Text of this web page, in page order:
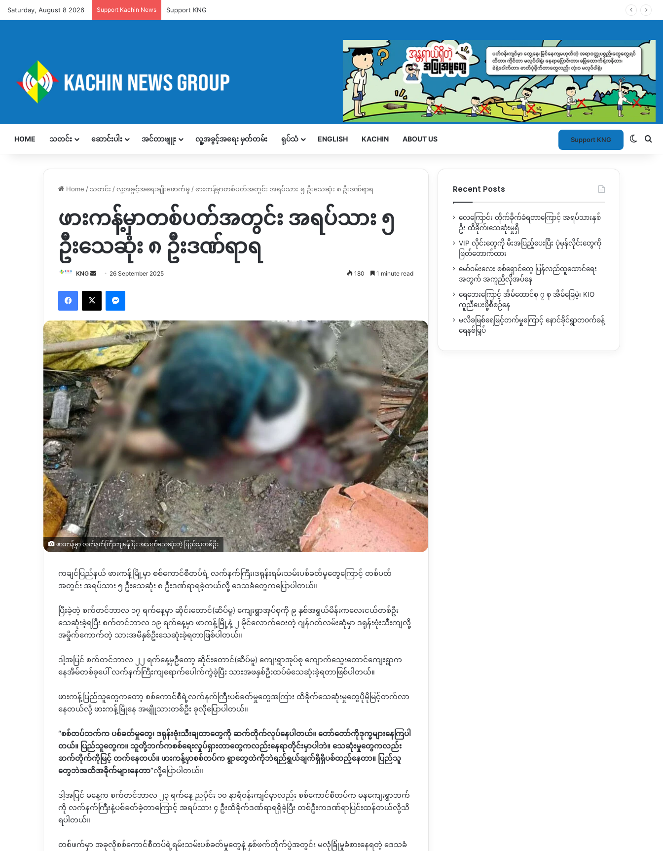
Saturday, August 8 2026 Support Kachin News Support KNG
HOME သတင်း ဆောင်းပါး အင်တာဗျူး လူ့အခွင့်အရေး မှတ်တမ်း ရုပ်သံ ENGLISH KACHIN ABOUT US Support KNG
Home / သတင်း /လူ့အခွင့်အရေးချိုးဖောက်မှု /ဖားကန့်မှာတစ်ပတ်အတွင်း အရပ်သား ၅ ဦးသေဆုံး ၈ ဦးဒဏ်ရာရ
ဖားကန့်မှာတစ်ပတ်အတွင်း အရပ်သား ၅
ဦးသေဆုံး ၈ ဦးဒဏ်ရာရ
KNG
Send 26 September 2025 180 1 minute read
Facebook
X Messenger
ဖားကန့်မှာ လက်နက်ကြီးကျမှန်ပြီး အသက်သေဆုံးတဲ့ ပြည်သူတစ်ဦး
ကချင်ပြည်နယ် ဖားကန့်မြို့မှာ စစ်ကောင်စီတပ်ရဲ့ လက်နက်ကြီး၊ဒရုန်းရမ်းသမ်းပစ်ခတ်မှုတွေကြောင့် တစ်ပတ်
အတွင်း အရပ်သား ၅ ဦးသေဆုံး ၈ ဦးဒဏ်ရာရခဲ့တယ်လို့ ဒေသခံတွေကပြောပါတယ်။
ပြီးခဲ့တဲ့ စက်တင်ဘာလ ၁၇ ရက်နေ့မှာ ဆိုင်းတောင်(ဆိပ်မူ) ကျေးရွာအုပ်စုကို ၉ နှစ်အရွယ်မိန်းကလေးငယ်တစ်ဦး
သေဆုံးခဲ့ရပြီး စက်တင်ဘာလ ၁၉ ရက်နေ့မှာ ဖာကန့်မြို့နဲ့ ၂ မိုင်လောက်ဝေးတဲ့ ဂျန်ဂတ်လမ်းဆုံမှာ ဒရုန်းဗုံးသီးကျလို့
အမှိုက်ကောက်တဲ့ သားအမိနှစ်ဦးသေဆုံးခဲ့ရတာဖြစ်ပါတယ်။
ဒါ့အပြင် စက်တင်ဘာလ ၂၂ ရက်နေ့မှဦတော့ ဆိုင်းတောင်(ဆိပ်မူ) ကျေးရွာအုပ်စု ကျောက်သွေးတောင်ကျေးရွာက
နေအိမ်တစ်ခုပေါ် လက်နက်ကြီးကျရောက်ပေါက်ကွဲခဲ့ပြီး သားအဖနှစ်ဦးထပ်မံသေဆုံးခဲ့ရတာဖြစ်ပါတယ်။
ဖားကန့်ပြည်သူတွေကတော့ စစ်ကောင်စီရဲ့လက်နက်ကြီးပစ်ခတ်မှုတွေအကြား ထိခိုက်သေဆုံးမှုတွေပိုမိုမြင့်တက်လာ
နေတယ်လို့ ဖားကန့်မြိုနေ အမျိူသားတစ်ဦး ခုလိုပြောပါတယ်။
“စစ်တပ်ဘက်က ပစ်ခတ်မှုတွေ၊ ဒရုန်းဗုံးသီးချတာတွေကို ဆက်တိုက်လုပ်နေပါတယ်။ တော်တော်ကိုဒုက္ခများနေကြပါ
တယ်။ ပြည်သူတွေက။ သူတို့ဘက်ကစစ်ရေးလှုပ်ရှားတာတွေကလည်းနေရာတိုင်းမှာပါဘဲ။ သေဆုံးမှုတွေကလည်း
ဆက်တိုက်ကိုမြင့် တက်နေတယ်။ ဖားကန့်မှာစစ်တပ်က ရွာတွေထဲကိုဘဲရည်ရွယ်ချက်ရှိရှိပစ်ထည့်နေတာ။ ပြည်သူ
တွေဘဲအထိအခိုက်များနေတာ”လို့ပြောပါတယ်။
ဒါ့အပြင် မနေ့က စက်တင်ဘာလ ၂၃ ရက်နေ့ ညပိုင်း ၁၀ နာရီဝန်းကျင်မှာလည်း စစ်ကောင်စီတပ်က မနကျေးရွာဘက်
ကို လက်နက်ကြီးနဲ့ပစ်ခတ်ခဲ့တာကြောင့် အရပ်သား ၄ ဦးထိခိုက်ဒဏ်ရာရရှိခဲ့ပြီး တစ်ဦးကဒဏ်ရာပြင်းထန်တယ်လို့သိ
ရပါတယ်။
တစ်ဖက်မှာ အခုလိုစစ်ကောင်စီတပ်ရဲ့ရမ်းသမ်းပစ်ခတ်မှုတွေနဲ့ နှစ်ဖက်တိုက်ပွဲအတွင်း မလုံခြုံမှုခံစားနေရတဲ့ ဒေသခံ
Recent Posts
လေကြောင်း တိုက်ခိုက်ခံရတာကြောင့် အရပ်သားနှစ်
ဦး ထိခိုက်၊သေဆုံးမှုရှိ
VIP လိုင်းတွေကို မီးအပြည့်ပေးပြီး ပုံမှန်လိုင်းတွေကို
ဖြတ်တောက်ထား
မော်ဝမ်းလေး စစ်ရှောင်တွေ ပြန်လည်ထူထောင်ရေး
အတွက် အကူညီလိုအပ်နေ
ရေဘေးကြောင့် အိမ်ထောင်စု ၇ စု အိမ်ခြေမဲ့၊ KIO
ကူညီပေးဖို့စီစဉ်နေ
မလိခမြစ်ရေမြင့်တက်မှုကြောင့် နောင်ခိုင်ရွာတဝက်ခန့်
ရေနစ်မြှပ်